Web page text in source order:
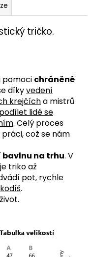
tričko.
pomoci chráněné
díkyvedení
krejčícha mistrů
lidé se
. Celý proces
což se nám
na trhu. V
je triko až
pot, rychle
.